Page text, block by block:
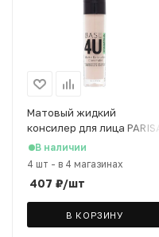
Матовый жидкий
консилер для лица PARISA
Base 4U т.02 бежево-
натуральный, 8 мл
В наличии
4 шт - в 4 магазинах
407 ₽/шт
В КОРЗИНУ